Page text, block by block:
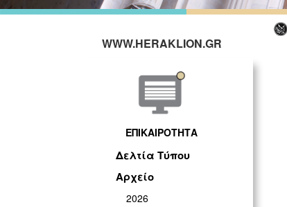
WWW.HERAKLION.GR
ΕΠΙΚΑΙΡΟΤΗΤΑ
Δελτία Τύπου
Αρχείο
2026